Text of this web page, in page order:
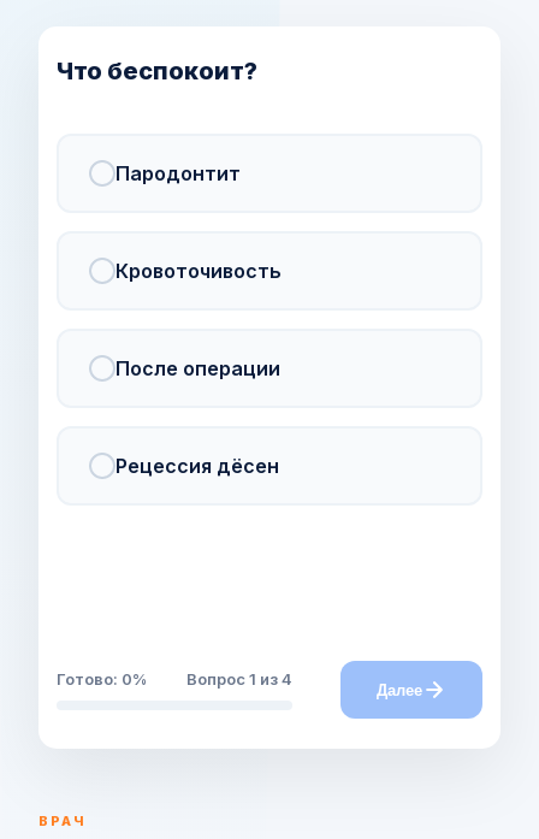
Что беспокоит?
Пародонтит
Кровоточивость
После операции
Рецессия дёсен
Готово: 0% Вопрос1 из 4
Далее
ВРАЧ